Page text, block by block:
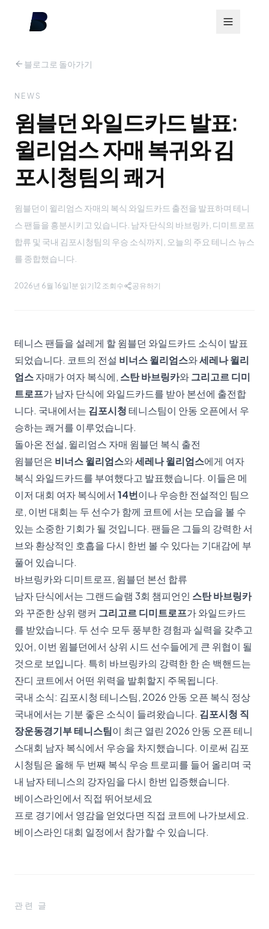
블로그로 돌아가기
NEWS
윔블던 와일드카드 발표:
윌리엄스 자매 복귀와 김
포시청팀의 쾌거
윔블던이 윌리엄스 자매의 복식 와일드카드 출전을 발표하며 테니
스 팬들을 흥분시키고 있습니다. 남자 단식의 바브링카, 디미트로프
합류 및 국내 김포시청팀의 우승 소식까지, 오늘의 주요 테니스 뉴스
를 종합했습니다.
2026년 6월 16일1분 읽기12 조회수 공유하기
테니스 팬들을 설레게 할 윔블던 와일드카드 소식이 발표
되었습니다. 코트의 전설 비너스 윌리엄스와세레나 윌리
엄스자매가 여자 복식에, 스탄 바브링카와그리고르 디미
트로프가 남자 단식에 와일드카드를 받아 본선에 출전합
니다. 국내에서는 김포시청테니스팀이 안동 오픈에서 우
승하는 쾌거를 이루었습니다.
돌아온 전설, 윌리엄스 자매 윔블던 복식 출전
윔블던은 비너스 윌리엄스와세레나 윌리엄스에게 여자
복식 와일드카드를 부여했다고 발표했습니다. 이들은 메
이저 대회 여자 복식에서 14번이나 우승한 전설적인 팀으
로, 이번 대회는 두 선수가 함께 코트에 서는 모습을 볼 수
있는 소중한 기회가 될 것입니다. 팬들은 그들의 강력한 서
브와 환상적인 호흡을 다시 한번 볼 수 있다는 기대감에 부
풀어 있습니다.
바브링카와 디미트로프, 윔블던 본선 합류
남자 단식에서는 그랜드슬램 3회 챔피언인 스탄 바브링카
와 꾸준한 상위 랭커 그리고르 디미트로프가 와일드카드
를 받았습니다. 두 선수 모두 풍부한 경험과 실력을 갖추고
있어, 이번 윔블던에서 상위 시드 선수들에게 큰 위협이 될
것으로 보입니다. 특히 바브링카의 강력한 한 손 백핸드는
잔디 코트에서 어떤 위력을 발휘할지 주목됩니다.
국내 소식: 김포시청 테니스팀, 2026 안동 오픈 복식 정상
국내에서는 기분 좋은 소식이 들려왔습니다. 김포시청 직
장운동경기부 테니스팀이 최근 열린 2026 안동 오픈 테니
스대회 남자 복식에서 우승을 차지했습니다. 이로써 김포
시청팀은 올해 두 번째 복식 우승 트로피를 들어 올리며 국
내 남자 테니스의 강자임을 다시 한번 입증했습니다.
베이스라인에서 직접 뛰어보세요
프로 경기에서 영감을 얻었다면 직접 코트에 나가보세요.
베이스라인 대회 일정에서 참가할 수 있습니다.
관련 글